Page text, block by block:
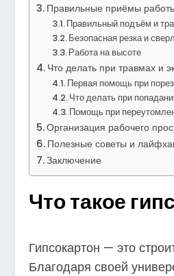
Правильные приёмы
Правильный подъём и
Безопасная резка и
Работа на высоте
Что делать при травмах и
Первая помощь при
Что делать при
Помощь при
Организация рабочего
Полезные советы и
Заключение
Что такое
Гипсокартон — это
Благодаря своей